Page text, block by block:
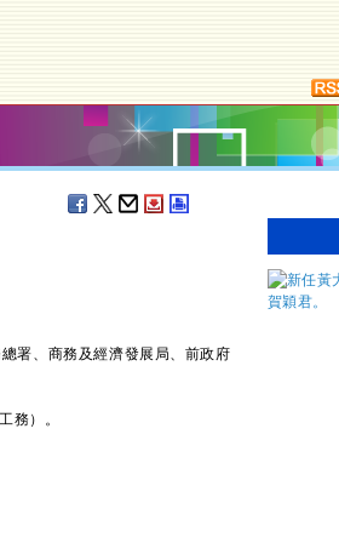
署、商務及經濟發展局、前政府
務）。